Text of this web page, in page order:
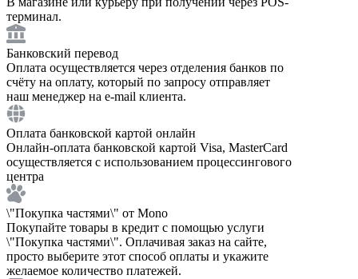
терминал.
Банковский перевод
Оплата осуществляется через отделения банков по
счёту на оплату, который по запросу отправляет
наш менеджер на e-mail клиента.
Оплата банковской картой онлайн
Онлайн-оплата банковской картой Visa, MasterCard
осуществляется с использованием процессингового
центра
\"Покупка частями\" от Mono
Покупайте товары в кредит с помощью услуги
\"Покупка частями\". Оплачивая заказ на сайте,
просто выберите этот способ оплаты и укажите
желаемое количество платежей.